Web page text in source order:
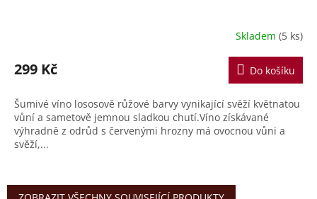
Skladem (5 ks)
299 Kč Do košíku
Šumivé víno lososově růžové barvy vynikající svěží květnatou
vůní a sametově jemnou sladkou chutí.Víno získávané
výhradně z odrůd s červenými hrozny má ovocnou vůni a
svěží,...